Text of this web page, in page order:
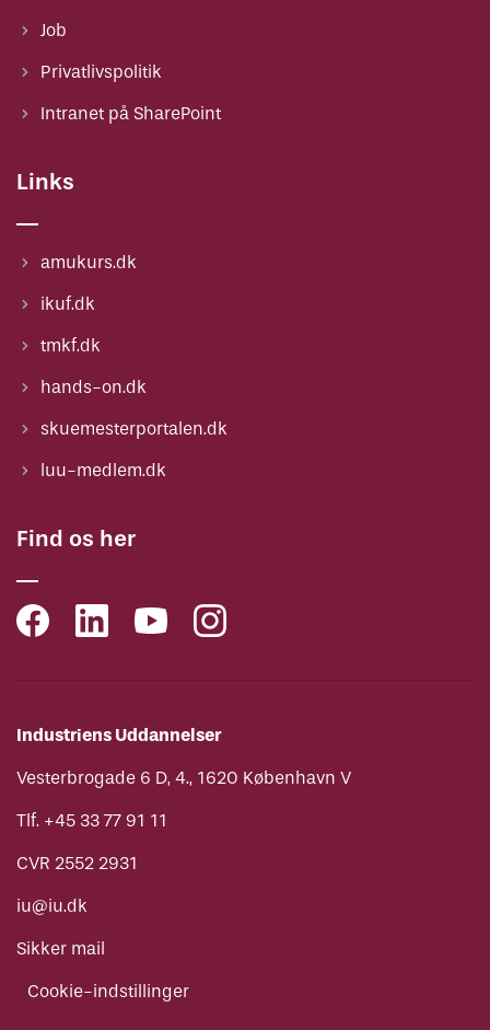
Job
Privatlivspolitik
Intranet på SharePoint
Links
amukurs.dk
ikuf.dk
tmkf.dk
hands-on.dk
skuemesterportalen.dk
luu-medlem.dk
Find os her
Industriens Uddannelser
Vesterbrogade 6 D, 4., 1620 København V
Tlf. +45 33 77 91 11
CVR 2552 2931
iu@iu.dk
Sikker mail
Cookie-indstillinger